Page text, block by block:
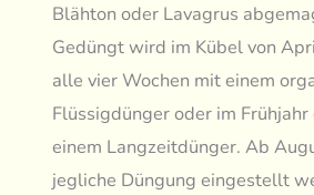
Blähton oder Lavagrus
Gedüngt wird im Kübel von
alle vier Wochen mit einem
Flüssigdünger oder im
einem Langzeitdünger. Ab
jegliche Düngung eingestellt